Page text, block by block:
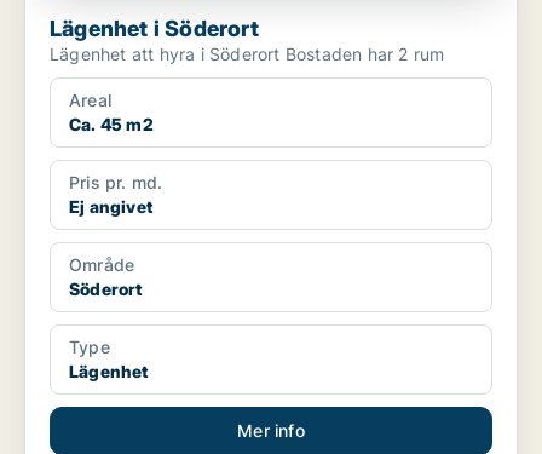
Lägenhet i Söderort
Lägenhet att hyra i Söderort Bostaden har 2 rum
Areal
Ca. 45 m2
Pris pr. md.
Ej angivet
Område
Söderort
Type
Lägenhet
Mer info